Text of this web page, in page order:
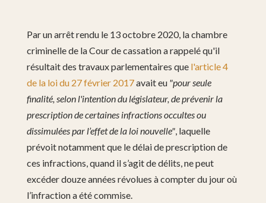
Par un arrêt rendu le 13 octobre 2020, la chambre
criminelle de la Cour de cassation a rappelé qu'il
résultait des travaux parlementaires que l'article 4
de la loi du 27 février 2017avait eu "pour seule
finalité, selon l'intention du législateur, de prévenir la
prescription de certaines infractions occultes ou
dissimulées par l’effet de la loi nouvelle", laquelle
prévoit notamment que le délai de prescription de
ces infractions, quand il s’agit de délits, ne peut
excéder douze années révolues à compter du jour où
l’infraction a été commise.